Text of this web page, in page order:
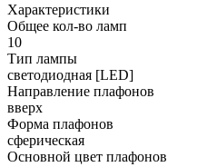
Характеристики
Общее кол-во ламп
10
Тип лампы
светодиодная [LED]
Направление плафонов
вверх
Форма плафонов
сферическая
Основной цвет плафонов